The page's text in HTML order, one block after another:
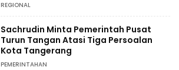
REGIONAL
Sachrudin Minta Pemerintah Pusat
Turun Tangan Atasi Tiga Persoalan
Kota Tangerang
PEMERINTAHAN